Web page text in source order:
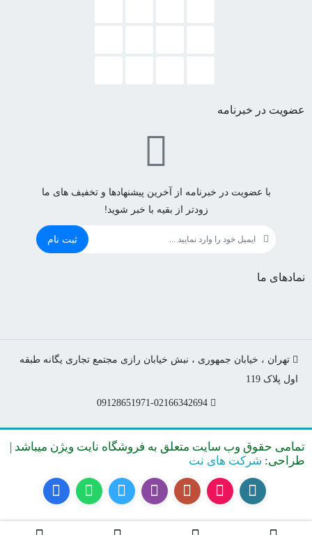
عضویت در خبرنامه
با عضویت در خبرنامه از آخرین پیشنهادها و تخفیف های ما
زودتر از بقیه با خبر شوید!
ثبت نام
نمادهای ما
تهران ، خیابان جمهوری ، نبش خیابان رازی مجتمع تجاری یگانه طبقه
اول پلاک 119
09128651971-02166342694
تمامی حقوق وب سایت متعلق به فروشگاه نایت ویژن میباشد |
طراحی: شرکت های نت